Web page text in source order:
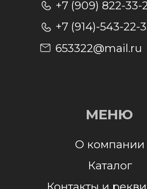
обработку персональных данных